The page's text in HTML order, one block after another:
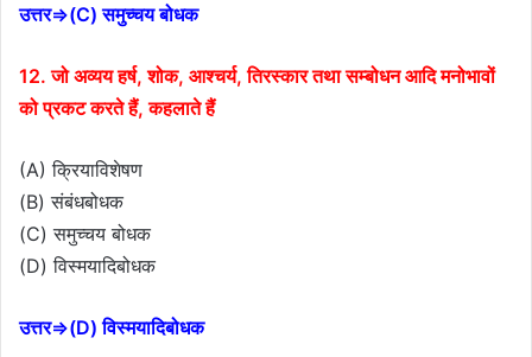
उत्तर⇒(C) समुच्चय बोधक
12. जो अव्यय हर्ष, शोक, आश्चर्य, तिरस्कार तथा सम्बोधन आदि मनोभावों
को प्रकट करते हैं, कहलाते हैं
(A) क्रियाविशेषण
(B) संबंधबोधक
(C) समुच्चय बोधक
(D) विस्मयादिबोधक
उत्तर⇒(D) विस्मयादिबोधक